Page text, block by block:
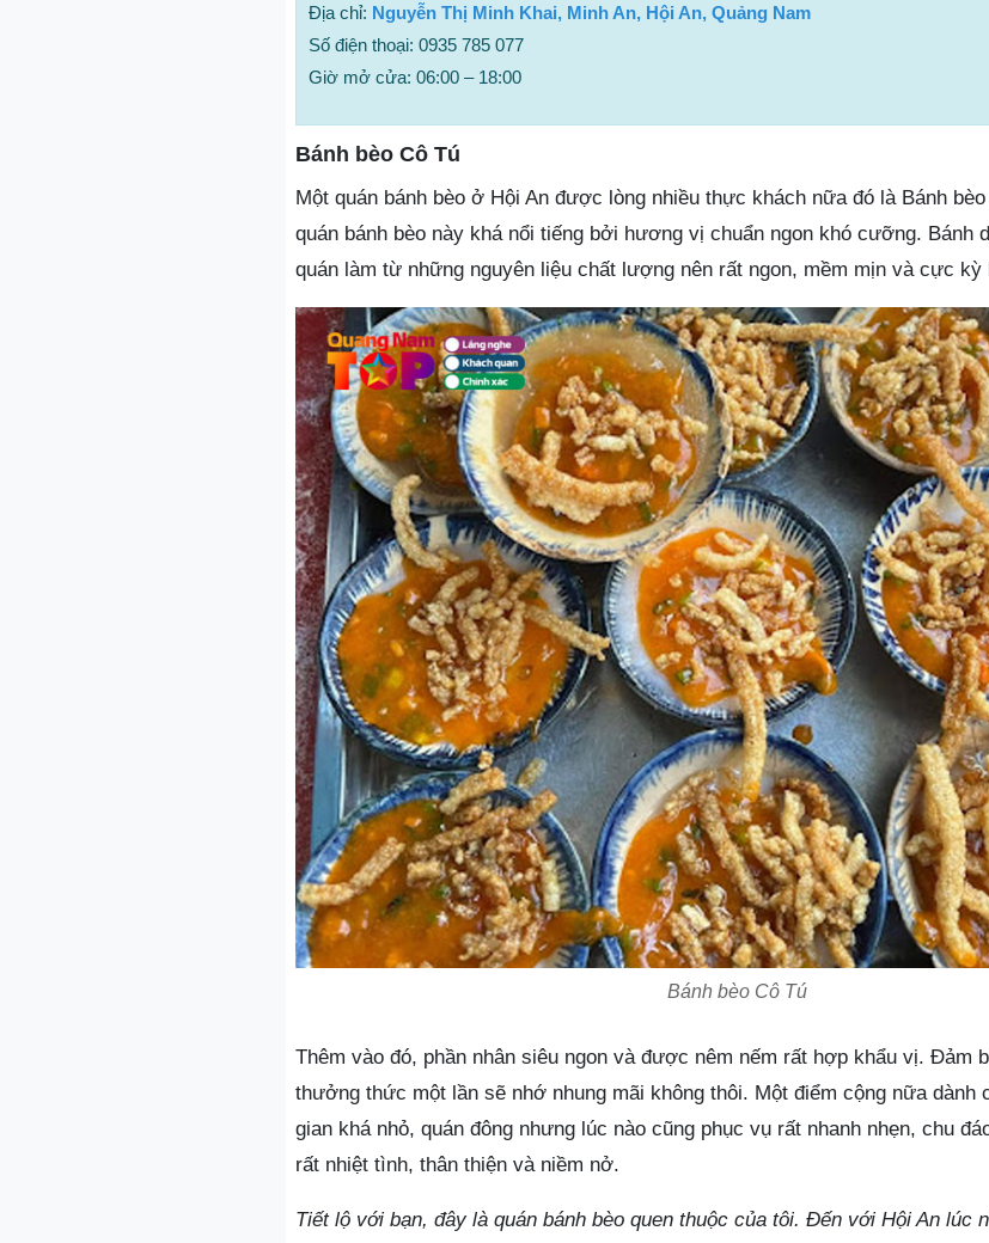
Địa chỉ: Nguyễn Thị Minh Khai, Minh An, Hội An, Quảng Nam
Số điện thoại: 0935 785 077
Giờ mở cửa: 06:00 – 18:00
Bánh bèo Cô Tú
Một quán bánh bèo ở Hội An được lòng nhiều thực khách nữa đó là Bánh
quán bánh bèo này khá nổi tiếng bởi hương vị chuẩn ngon khó cưỡng. Bánh
quán làm từ những nguyên liệu chất lượng nên rất ngon, mềm mịn và cực kỳ
Bánh bèo Cô Tú
Thêm vào đó, phần nhân siêu ngon và được nêm nếm rất hợp khẩu vị. Đảm
thưởng thức một lần sẽ nhớ nhung mãi không thôi. Một điểm cộng nữa dành
gian khá nhỏ, quán đông nhưng lúc nào cũng phục vụ rất nhanh nhẹn, chu
rất nhiệt tình, thân thiện và niềm nở.
Tiết lộ với bạn, đây là quán bánh bèo quen thuộc của tôi. Đến với Hội An lúc